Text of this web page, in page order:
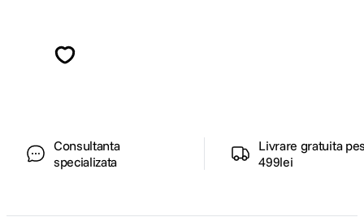
Consultanta
specializata
Livrare gratuita
499lei